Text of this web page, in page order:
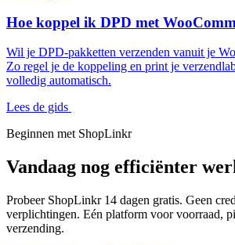
Hoe koppel ik DPD met
Wil je DPD-pakketten verzenden vanuit je
Zo regel je de koppeling en print je
volledig automatisch.
Lees de gids
Beginnen met ShopLinkr
Vandaag nog efficiënter
Probeer ShopLinkr 14 dagen gratis. Geen
verplichtingen. Eén platform voor voorraad,
verzending.